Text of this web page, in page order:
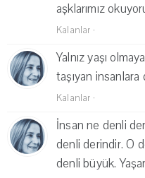
aşklarımız
Kalanlar ·
Yalnız yaşı
taşıyan
Kalanlar ·
İnsan ne denli
denli derindir. O
denli büyük.